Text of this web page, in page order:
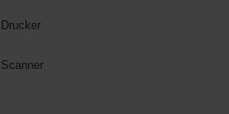
Drucker
Scanner